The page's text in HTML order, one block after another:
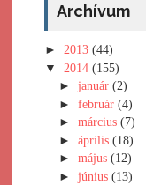
Archívum
► 2013 (44)
▼ 2014 (155)
►január(2)
►február(4)
►március(7)
►április(18)
►május(12)
►június(13)